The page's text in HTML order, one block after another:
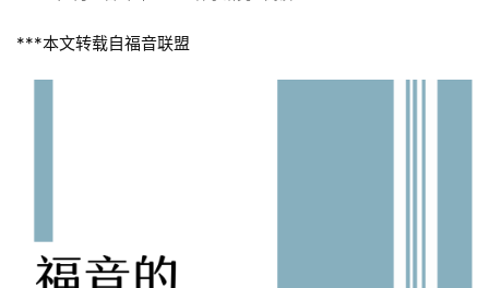
***本文转载自福音联盟